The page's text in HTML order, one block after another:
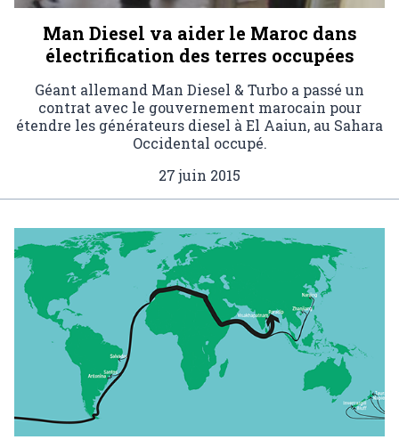
Man Diesel va aider le Maroc dans
électrification des terres occupées
Géant allemand Man Diesel & Turbo a passé un
contrat avec le gouvernement marocain pour
étendre les générateurs diesel à El Aaiun, au Sahara
Occidental occupé.
27 juin 2015